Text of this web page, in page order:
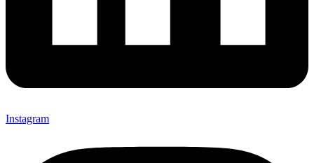
Instagram